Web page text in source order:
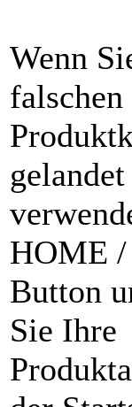
Wenn
falschen
HOME /
Button
Sie Ihre